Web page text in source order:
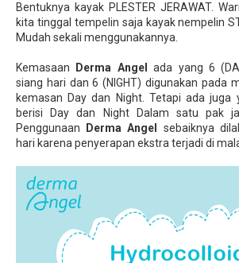
Bentuknya kayak PLESTER JERAWAT.
kita tinggal tempelin saja kayak nempelin
Mudah sekali menggunakannya.
Kemasaan Derma Angel
ada yang 6
siang hari dan 6 (NIGHT) digunakan pada
kemasan Day dan Night. Tetapi ada juga
berisi Day dan Night Dalam satu pak
Penggunaan
Derma Angel sebaiknya
hari karena penyerapan ekstra terjadi di